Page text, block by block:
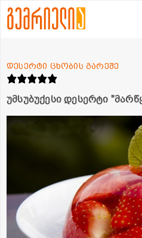
უმსუბუქესი დესერტი
დესერტი ცხობის გარეშე